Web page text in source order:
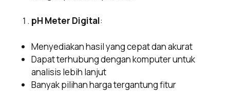
pH Meter Digital:
Menyediakan hasil yang cepat dan akurat
Dapat terhubung dengan komputer untuk
analisis lebih lanjut
Banyak pilihan harga tergantung fitur